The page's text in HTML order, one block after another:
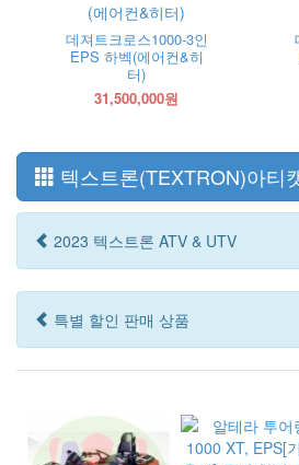
데져트크로스1000-3인
EPS 하벡(에어컨&히
터)
31,500,000원
텍스트론(TEXTRON)아티
2023 텍스트론 ATV & UTV
특별 할인 판매 상품